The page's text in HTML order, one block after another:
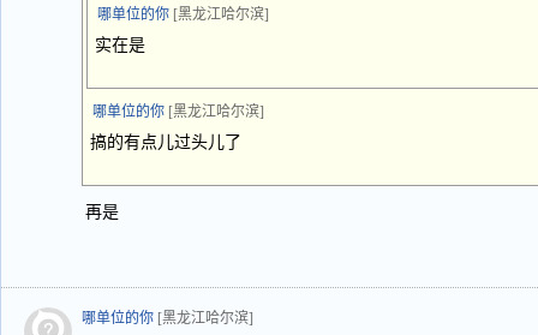
哪单位的你 [黑龙江哈尔滨]
实在是
哪单位的你 [黑龙江哈尔滨]
搞的有点儿过头儿了
再是
哪单位的你 [黑龙江哈尔滨]